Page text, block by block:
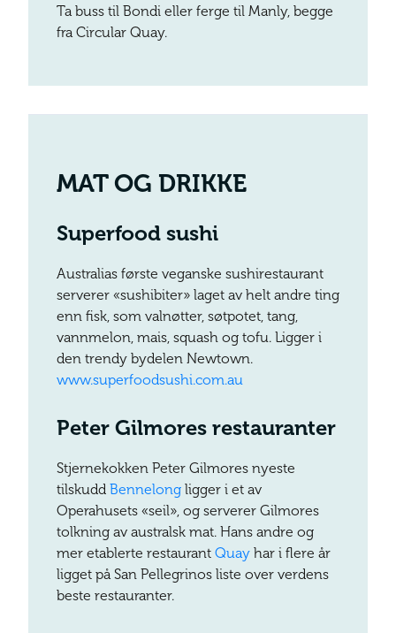
Ta buss til Bondi eller ferge til Manly, begge
fra Circular Quay.
MAT OG DRIKKE
Superfood sushi
Australias første veganske sushirestaurant
serverer «sushibiter» laget av helt andre ting
enn fisk, som valnøtter, søtpotet, tang,
vannmelon, mais, squash og tofu. Ligger i
den trendy bydelen Newtown.
www.superfoodsushi.com.au
Peter Gilmores restauranter
Stjernekokken Peter Gilmores nyeste
tilskudd Bennelong ligger i et av
Operahusets «seil», og serverer Gilmores
tolkning av australsk mat. Hans andre og
mer etablerte restaurant Quay har i flere år
ligget på San Pellegrinos liste over verdens
beste restauranter.